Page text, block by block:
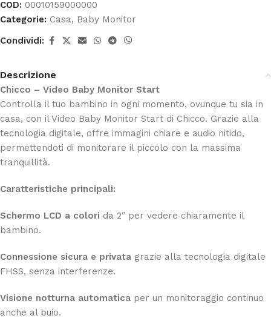
COD: 00010159000000
Categorie: Casa, Baby Monitor
Condividi:
Descrizione
Chicco – Video Baby Monitor Start
Controlla il tuo bambino in ogni momento, ovunque tu sia in
casa, con il Video Baby Monitor Start di Chicco. Grazie alla
tecnologia digitale, offre immagini chiare e audio nitido,
permettendoti di monitorare il piccolo con la massima
tranquillità.
Caratteristiche principali:
Schermo LCD a colori da 2″ per vedere chiaramente il
bambino.
Connessione sicura e privata grazie alla tecnologia digitale
FHSS, senza interferenze.
Visione notturna automatica per un monitoraggio continuo
anche al buio.